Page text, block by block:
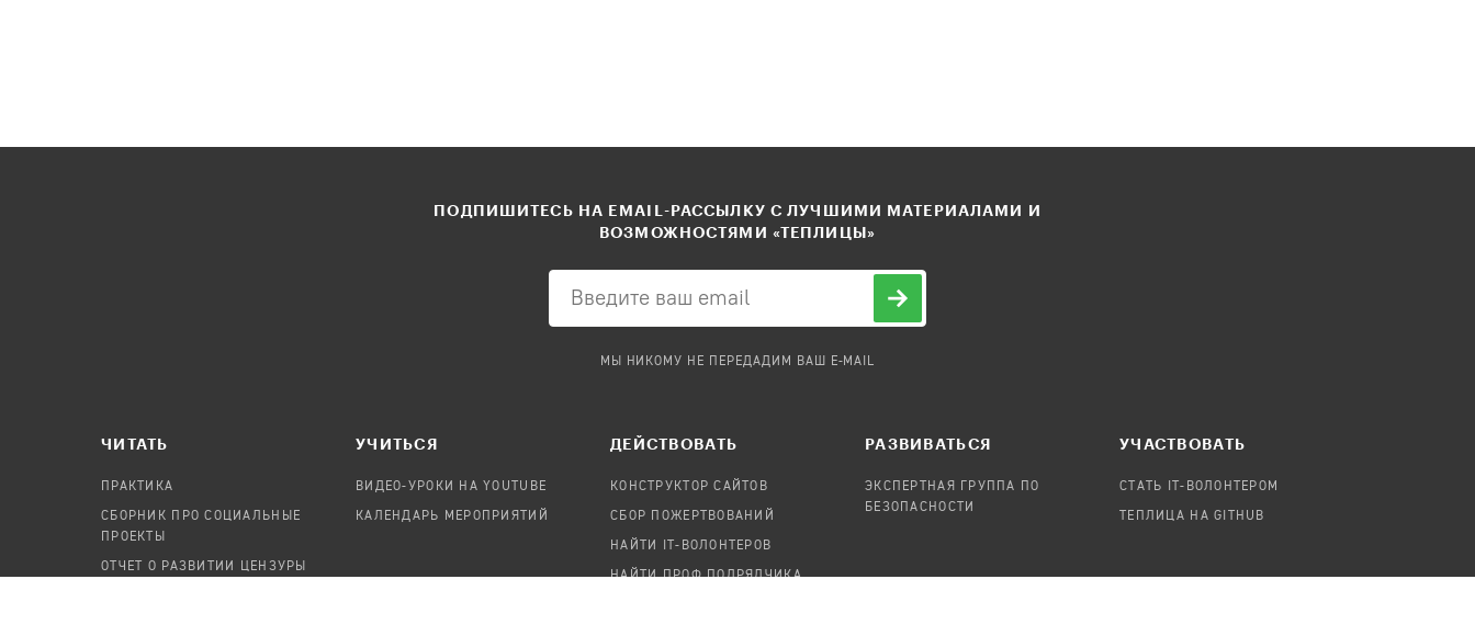
ПОДПИШИТЕСЬ НА EMAIL-РАССЫЛКУ С ЛУЧШИМИ МАТЕРИАЛАМИ И
ВОЗМОЖНОСТЯМИ «ТЕПЛИЦЫ»
МЫ НИКОМУ НЕ ПЕРЕДАДИМ ВАШ E-MAIL
ЧИТАТЬ
ПРАКТИКА
СБОРНИК ПРО СОЦИАЛЬНЫЕ
ПРОЕКТЫ
ОТЧЕТ О РАЗВИТИИ ЦЕНЗУРЫ
УЧИТЬСЯ
ВИДЕО-УРОКИ НА YOUTUBE
КАЛЕНДАРЬ МЕРОПРИЯТИЙ
ДЕЙСТВОВАТЬ
КОНСТРУКТОР САЙТОВ
СБОР ПОЖЕРТВОВАНИЙ
НАЙТИ IT-ВОЛОНТЕРОВ
НАЙТИ ПРОФ.ПОДРЯДЧИКА
РАЗВИВАТЬСЯ
ЭКСПЕРТНАЯ ГРУППА ПО
БЕЗОПАСНОСТИ
УЧАСТВОВАТЬ
СТАТЬ IT-ВОЛОНТЕРОМ
ТЕПЛИЦА НА GITHUB